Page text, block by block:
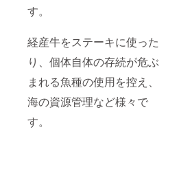
す。
経産牛をステーキに使った
り、個体自体の存続が危ぶ
まれる魚種の使用を控え、
海の資源管理など様々で
す。